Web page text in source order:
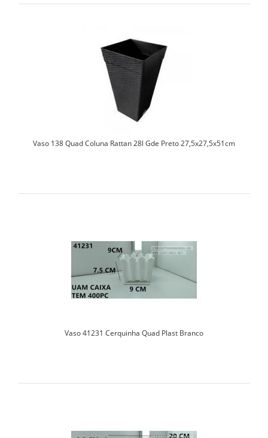
Vaso 138 Quad Coluna Rattan 28l Gde Preto 27,5x27,5x51cm
Vaso 41231 Cerquinha Quad Plast Branco